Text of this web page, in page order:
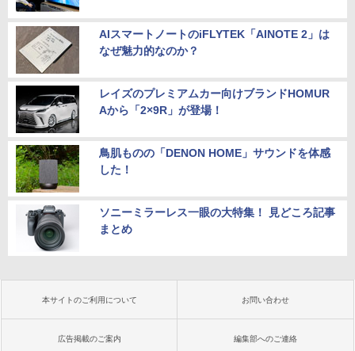
AIスマートノートのiFLYTEK「AINOTE 2」は
なぜ魅力的なのか？
レイズのプレミアムカー向けブランドHOMUR
Aから「2×9R」が登場！
鳥肌ものの「DENON HOME」サウンドを体感
した！
ソニーミラーレス一眼の大特集！ 見どころ記事
まとめ
本サイトのご利用について お問い合わせ
広告掲載のご案内 編集部へのご連絡